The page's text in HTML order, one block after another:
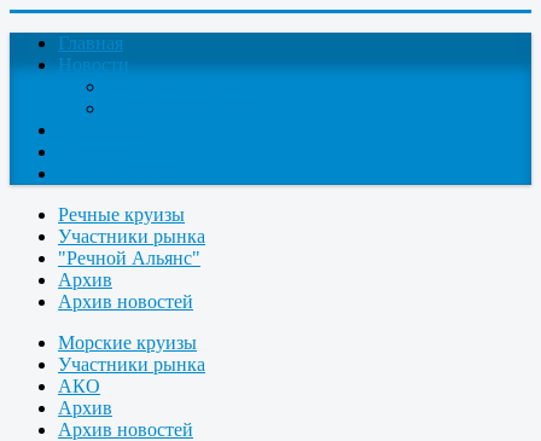
Главная
Новости
Речные круизы
Участники рынка
"Речной Альянс"
Архив
Архив новостей
Морские круизы
Участники рынка
АКО
Архив
Архив новостей